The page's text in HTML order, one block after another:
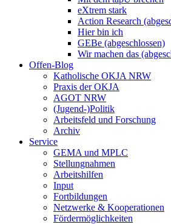
eXtrem stark
Action Research
Hier bin ich
GEBe (abgeschlossen)
Wir machen das
Offen-Blog
Katholische OKJA NRW
Praxis der OKJA
AGOT NRW
(Jugend-)Politik
Arbeitsfeld und Forschung
Archiv
Service
GEMA und MPLC
Stellungnahmen
Arbeitshilfen
Input
Fortbildungen
Netzwerke & Kooperationen
Fördermöglichkeiten